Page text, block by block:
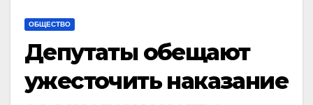
ОБЩЕСТВО
Депутаты обещают
ужесточить наказание